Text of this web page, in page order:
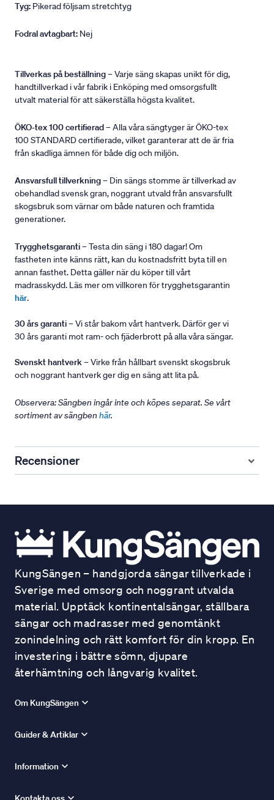
Tyg: Pikerad följsam stretchtyg
Fodral avtagbart: Nej
Tillverkas på beställning– Varje säng skapas unikt för dig,
handtillverkad i vår fabrik i Enköping med omsorgsfullt
utvalt material för att säkerställa högsta kvalitet.
ÖKO-tex 100 certifierad– Alla våra sängtyger är ÖKO-tex
100 STANDARD certifierade, vilket garanterar att de är fria
från skadliga ämnen för både dig och miljön.
Ansvarsfull tillverkning– Din sängs stomme är tillverkad av
obehandlad svensk gran, noggrant utvald från ansvarsfullt
skogsbruk som värnar om både naturen och framtida
generationer.
Trygghetsgaranti– Testa din säng i 180 dagar! Om
fastheten inte känns rätt, kan du kostnadsfritt byta till en
annan fasthet. Detta gäller när du köper till vårt
madrasskydd. Läs mer om villkoren för trygghetsgarantin
här.
30 års garanti– Vi står bakom vårt hantverk. Därför ger vi
30 års garanti mot ram- och fjäderbrott på alla våra sängar.
Svenskt hantverk– Virke från hållbart svenskt skogsbruk
och noggrant hantverk ger dig en säng att lita på.
Observera: Sängben ingår inte och köpes separat. Se vårt
sortiment av sängben här.
Recensioner
KungSängen – handgjorda sängar tillverkade i
Sverige med omsorg och noggrant utvalda
material. Upptäck kontinentalsängar, ställbara
sängar och madrasser med genomtänkt
zonindelning och rätt komfort för din kropp. En
investering i bättre sömn, djupare
återhämtning och långvarig kvalitet.
Om KungSängen
Guider & Artiklar
Information